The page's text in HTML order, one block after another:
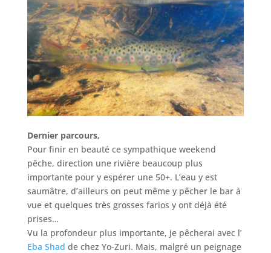
Dernier parcours,
Pour finir en beauté ce sympathique weekend
pêche, direction une rivière beaucoup plus
importante pour y espérer une 50+. L’eau y est
saumâtre, d’ailleurs on peut même y pêcher le bar à
vue et quelques très grosses farios y ont déjà été
prises…
Vu la profondeur plus importante, je pêcherai avec l’
Eba Shad de chez Yo-Zuri. Mais, malgré un peignage